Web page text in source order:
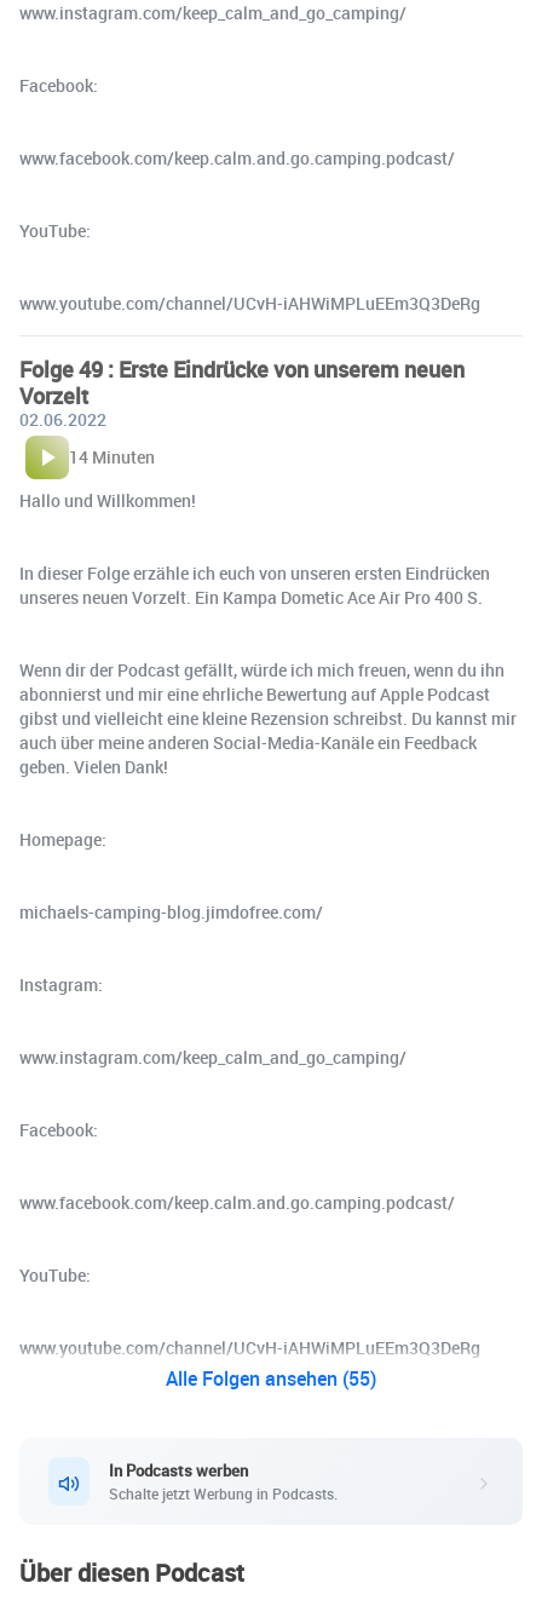
www.instagram.com/keep_calm_and_go_camping/
Facebook:
www.facebook.com/keep.calm.and.go.camping.podcast/
YouTube:
www.youtube.com/channel/UCvH-iAHWiMPLuEEm3Q3DeRg
Folge 49 : Erste Eindrücke von unserem neuen
Vorzelt
02.06.2022
14 Minuten
Hallo und Willkommen!
In dieser Folge erzähle ich euch von unseren ersten Eindrücken
unseres neuen Vorzelt. Ein Kampa Dometic Ace Air Pro 400 S.
Wenn dir der Podcast gefällt, würde ich mich freuen, wenn du ihn
abonnierst und mir eine ehrliche Bewertung auf Apple Podcast
gibst und vielleicht eine kleine Rezension schreibst. Du kannst mir
auch über meine anderen Social-Media-Kanäle ein Feedback
geben. Vielen Dank!
Homepage:
michaels-camping-blog.jimdofree.com/
Instagram:
www.instagram.com/keep_calm_and_go_camping/
Facebook:
www.facebook.com/keep.calm.and.go.camping.podcast/
YouTube:
www.youtube.com/channel/UCvH-iAHWiMPLuEEm3Q3DeRg
Alle Folgen ansehen (55)
In Podcasts werben
Schalte jetzt Werbung in Podcasts.
Über diesen Podcast